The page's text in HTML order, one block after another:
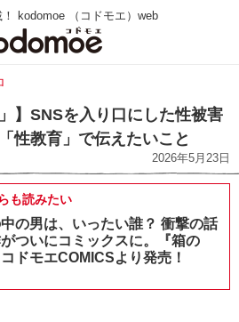
kodomoe （コドモエ）web
】SNSを入り口にした性被害
性教育」で伝えたいこと
2026年5月23日
も読みたい
の男は、いったい誰？ 衝撃の話
ついにコミックスに。『箱の
ドモエCOMICSより発売！